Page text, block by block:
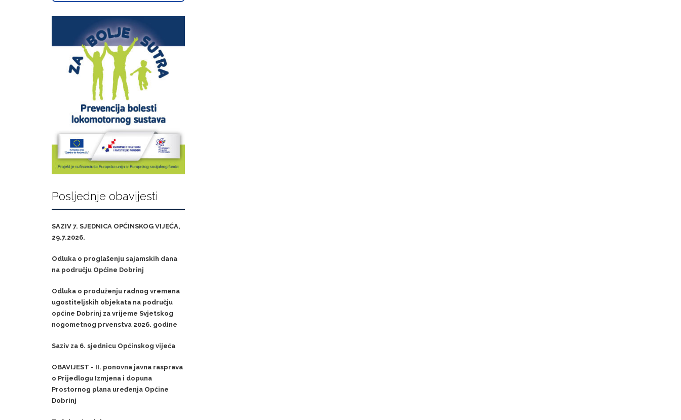
Posljednje obavijesti
SAZIV 7. SJEDNICA OPĆINSKOG VIJEĆA,
29.7.2026.
Odluka o proglašenju sajamskih dana
na području Općine Dobrinj
Odluka o produženju radnog vremena
ugostiteljskih objekata na području
općine Dobrinj za vrijeme Svjetskog
nogometnog prvenstva 2026. godine
Saziv za 6. sjednicu Općinskog vijeća
OBAVIJEST - II. ponovna javna rasprava
o Prijedlogu Izmjena i dopuna
Prostornog plana uređenja Općine
Dobrinj